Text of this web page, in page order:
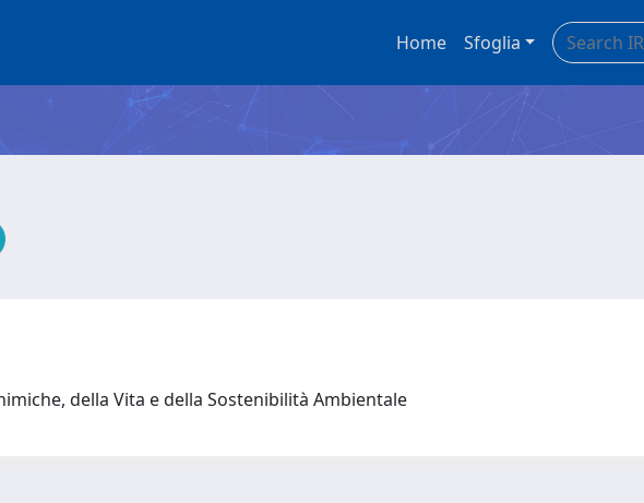
Home Sfoglia
della Vita e della Sostenibilità Ambientale